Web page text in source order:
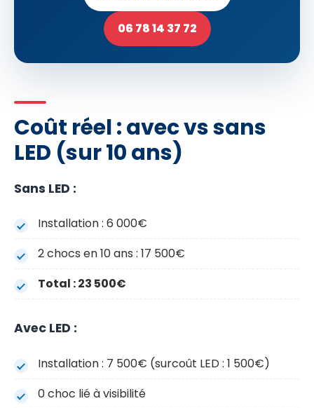
06 78 14 37 72
Coût réel : avec vs sans
LED (sur 10 ans)
Sans LED :
Installation : 6 000€
2 chocs en 10 ans : 17 500€
Total : 23 500€
Avec LED :
Installation : 7 500€ (surcoût LED : 1 500€)
0 choc lié à visibilité